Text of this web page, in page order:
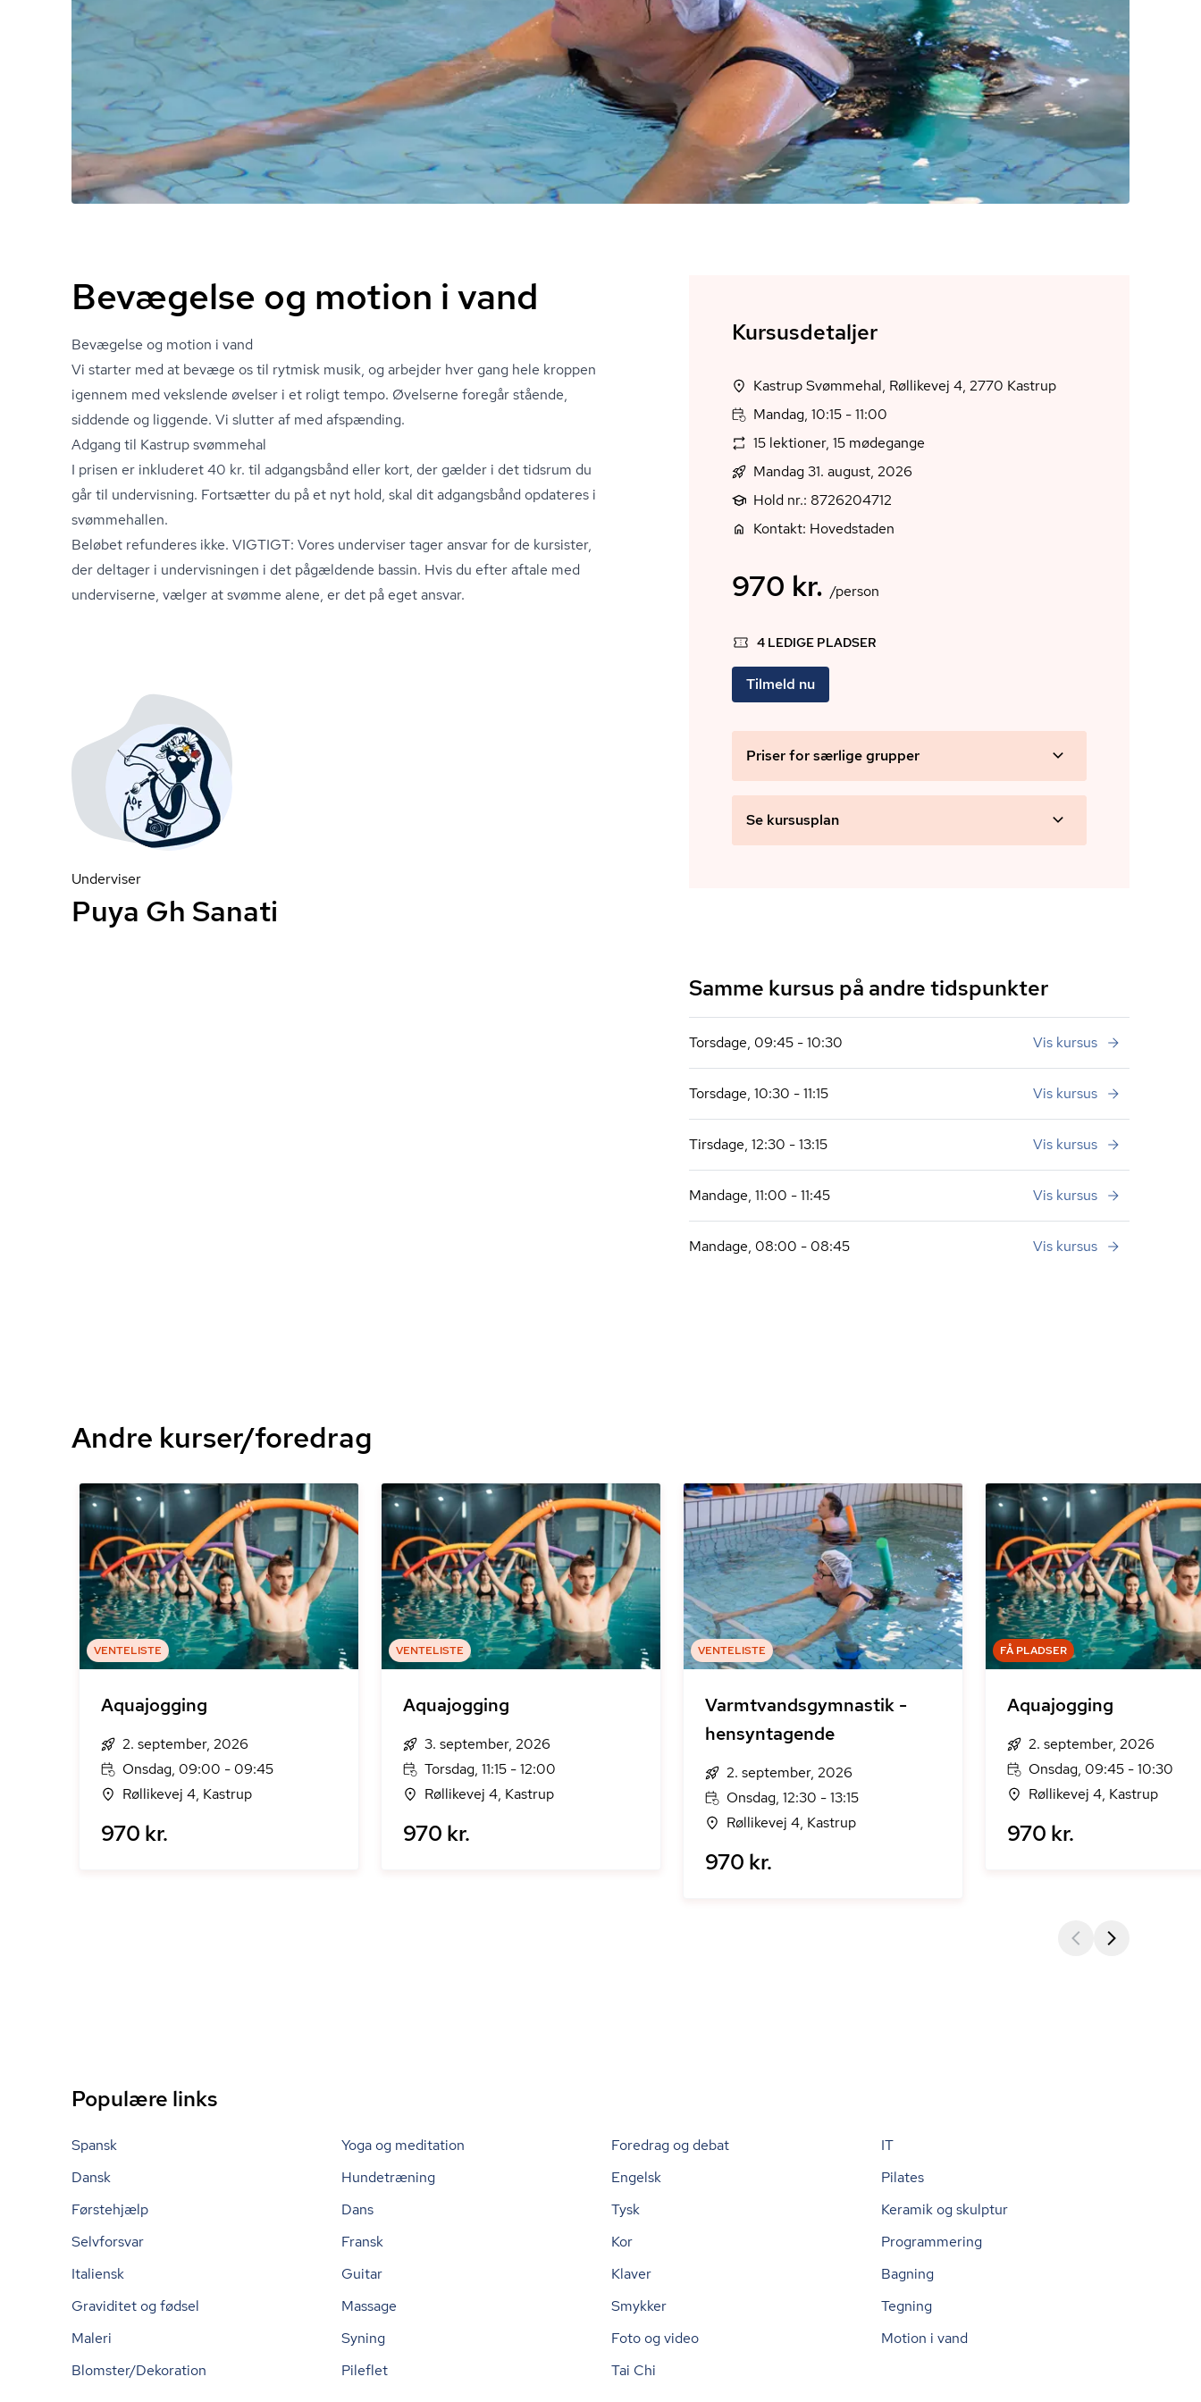
Bevægelse og motion i vand
Bevægelse og motion i vand
Vi starter med at bevæge os til rytmisk musik, og arbejder hver gang hele kroppen
igennem med vekslende øvelser i et roligt tempo. Øvelserne foregår stående,
siddende og liggende. Vi slutter af med afspænding.
Adgang til Kastrup svømmehal
I prisen er inkluderet 40 kr. til adgangsbånd eller kort, der gælder i det tidsrum du
går til undervisning. Fortsætter du på et nyt hold, skal dit adgangsbånd opdateres i
svømmehallen.
Beløbet refunderes ikke. VIGTIGT: Vores underviser tager ansvar for de kursister,
der deltager i undervisningen i det pågældende bassin. Hvis du efter aftale med
underviserne, vælger at svømme alene, er det på eget ansvar.
Kursusdetaljer
Kastrup Svømmehal, Røllikevej 4, 2770 Kastrup
Mandag, 10:15 - 11:00
15 lektioner, 15 mødegange
Mandag 31. august, 2026
Hold nr.: 8726204712
Kontakt: Hovedstaden
970 kr. /person
4 LEDIGE PLADSER
Tilmeld nu
Priser for særlige grupper
Se kursusplan
Underviser
Puya Gh Sanati
Samme kursus på andre tidspunkter
Torsdage, 09:45 - 10:30 Vis kursus
Torsdage, 10:30 - 11:15 Vis kursus
Tirsdage, 12:30 - 13:15 Vis kursus
Mandage, 11:00 - 11:45 Vis kursus
Mandage, 08:00 - 08:45 Vis kursus
Andre kurser/foredrag
VENTELISTE
Aquajogging
2. september, 2026
Onsdag, 09:00 - 09:45
Røllikevej 4, Kastrup
970 kr.
VENTELISTE
Aquajogging
3. september, 2026
Torsdag, 11:15 - 12:00
Røllikevej 4, Kastrup
970 kr.
VENTELISTE
Varmtvandsgymnastik -
hensyntagende
2. september, 2026
Onsdag, 12:30 - 13:15
Røllikevej 4, Kastrup
970 kr.
FÅ PLADSER
Aquajogging
2. september, 2026
Onsdag, 09:45 - 10:30
Røllikevej 4, Kastrup
970 kr.
Populære links
Spansk Yoga og meditation Foredrag og debat
IT
Dansk
Hundetræning Engelsk
Pilates
Førstehjælp
Dans Tysk
Keramik og skulptur
Selvforsvar
Fransk Kor
Programmering
Italiensk
Guitar Klaver
Bagning
Graviditet og fødsel
Massage Smykker
Tegning
Maleri
Syning Foto og video
Motion i vand
Blomster/Dekoration
Pileflet Tai Chi